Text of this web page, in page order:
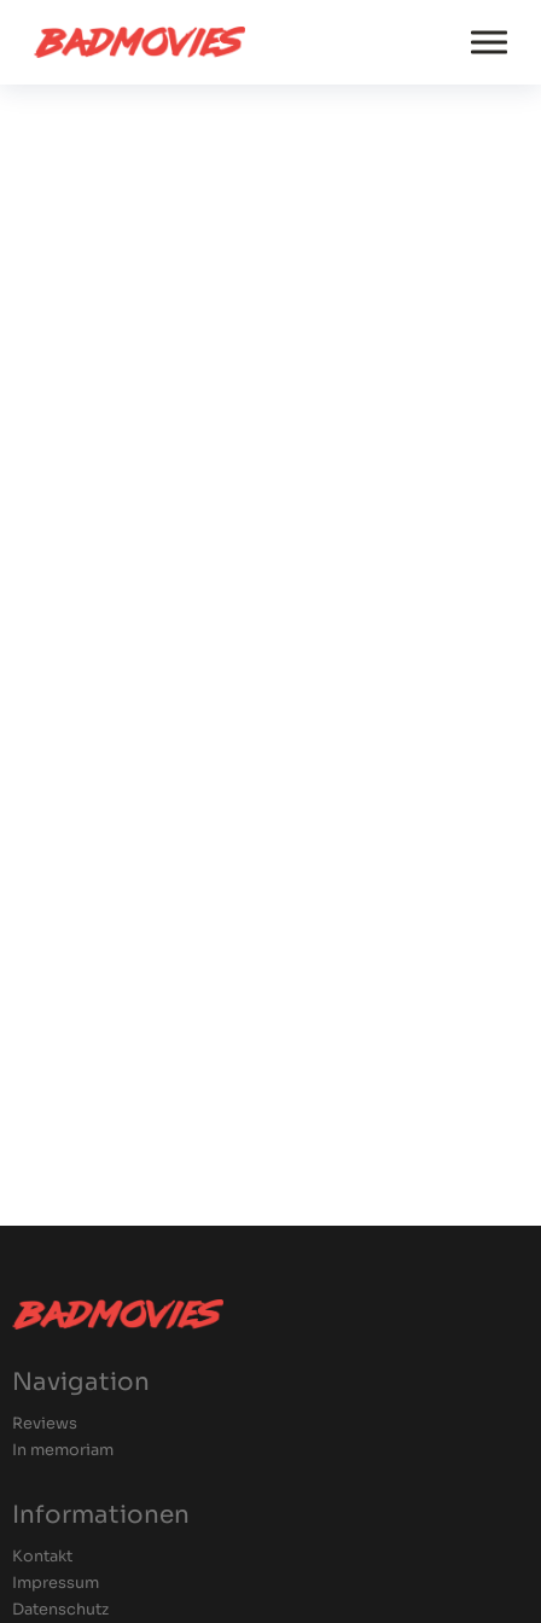
Navigation
Reviews
In memoriam
Informationen
Kontakt
Impressum
Datenschutz